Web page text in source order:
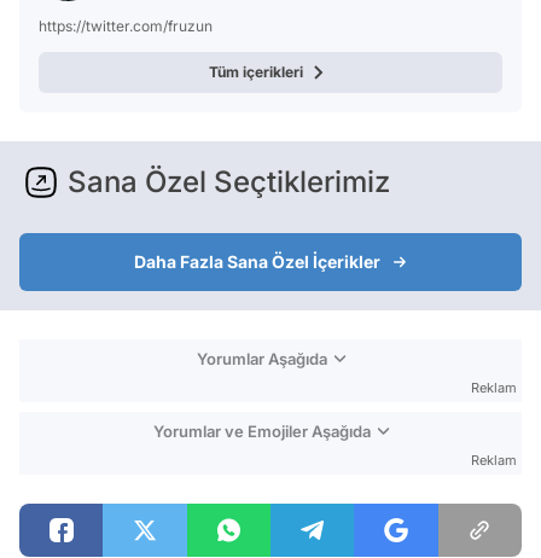
https://twitter.com/fruzun
Tüm içerikleri
Sana Özel Seçtiklerimiz
Daha Fazla Sana Özel İçerikler
Yorumlar Aşağıda
Reklam
Yorumlar ve Emojiler Aşağıda
Reklam